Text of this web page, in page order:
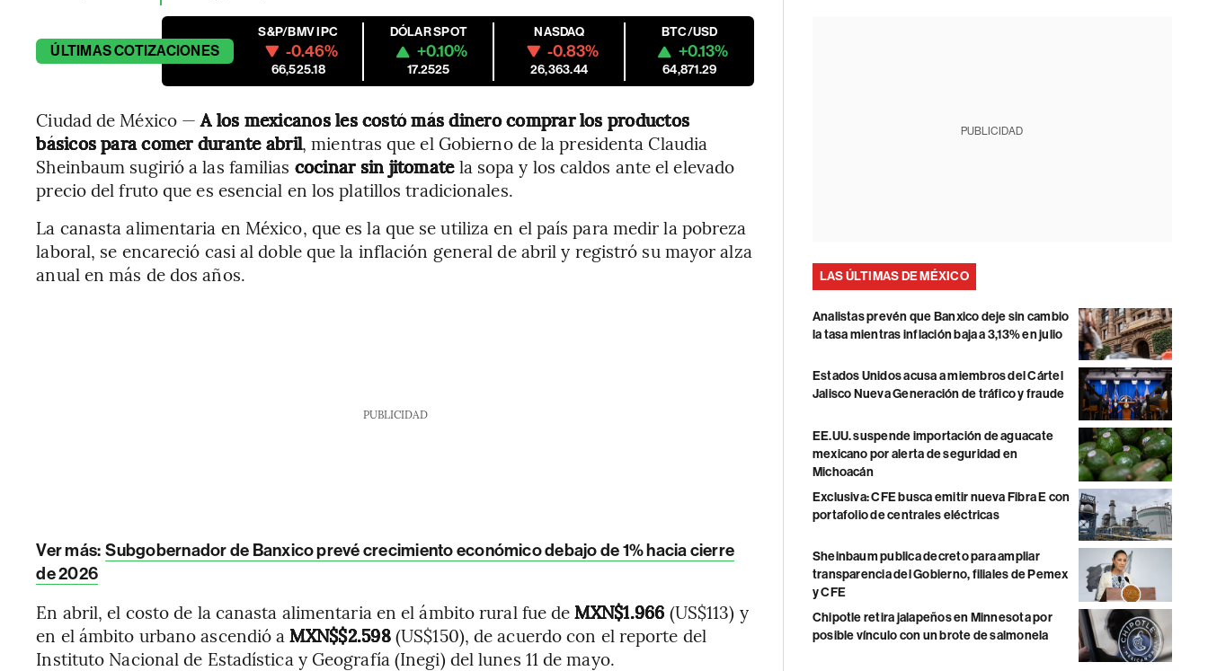
ÚLTIMASCOTIZACIONES
S&P/BMV IPC
-0.46%
66,525.18
DÓLAR SPOT
+0.10%
17.2525
NASDAQ
-0.83%
26,363.44
BTC/USD
+0.13%
64,871.29
Ciudad de México —A los mexicanos les costó más dinero comprar los productos
básicos para comer durante abril, mientras que el Gobierno de la presidenta Claudia
Sheinbaum sugirió a las familias cocinar sin jitomatela sopa y los caldos ante el elevado
precio del fruto que es esencial en los platillos tradicionales.
La canasta alimentaria en México, que es la que se utiliza en el país para medir la pobreza
laboral, se encareció casi al doble que la inflación general de abril y registró su mayor alza
anual en más de dos años.
PUBLICIDAD
Ver más: Subgobernador de Banxico prevé crecimiento económico debajo de 1% hacia cierre
de 2026
En abril, el costo de la canasta alimentaria en el ámbito rural fue deMXN$1.966 (US$113) y
en el ámbito urbano ascendió aMXN$$2.598(US$150), de acuerdo con el reporte del
Instituto Nacional de Estadística y Geografía (Inegi) del lunes 11 de mayo.
PUBLICIDAD
LAS ÚLTIMAS DE MÉXICO
Analistas prevén que Banxico deje sin cambio
la tasa mientras inflación baja a 3,13% en julio
Estados Unidos acusa a miembros del Cártel
Jalisco Nueva Generación de tráfico y fraude
EE.UU. suspende importación de aguacate
mexicano por alerta de seguridad en
Michoacán
Exclusiva: CFE busca emitir nueva Fibra E con
portafolio de centrales eléctricas
Sheinbaum publica decreto para ampliar
transparencia del Gobierno, filiales de Pemex
y CFE
Chipotle retira jalapeños en Minnesota por
posible vínculo con un brote de salmonela